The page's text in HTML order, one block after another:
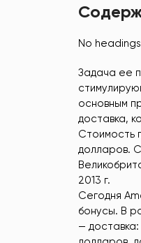
No
Задача ее
основным
доставка,
Стоимость
долларов.
2013 г.
Сегодня
бонусы. В
—